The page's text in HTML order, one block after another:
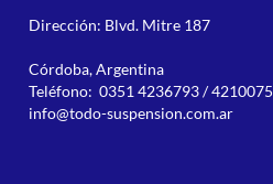
Dirección: Blvd. Mitre 187
Córdoba, Argentina
Teléfono: 0351 4236793 / 4210075
info@todo-suspension.com.ar